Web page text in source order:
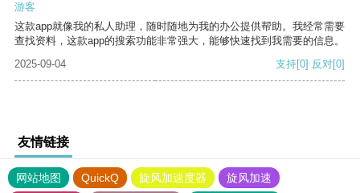
游客
这款app就像我的私人助理，随时随地为我的办公提供帮助。我经常需要
查找资料，这款app的搜索功能非常强大，能够快速找到我需要的信息。
2025-09-04
支持[0] 反对[0]
友情链接
网站地图 QuickQ 旋风加速度器
旋风加速